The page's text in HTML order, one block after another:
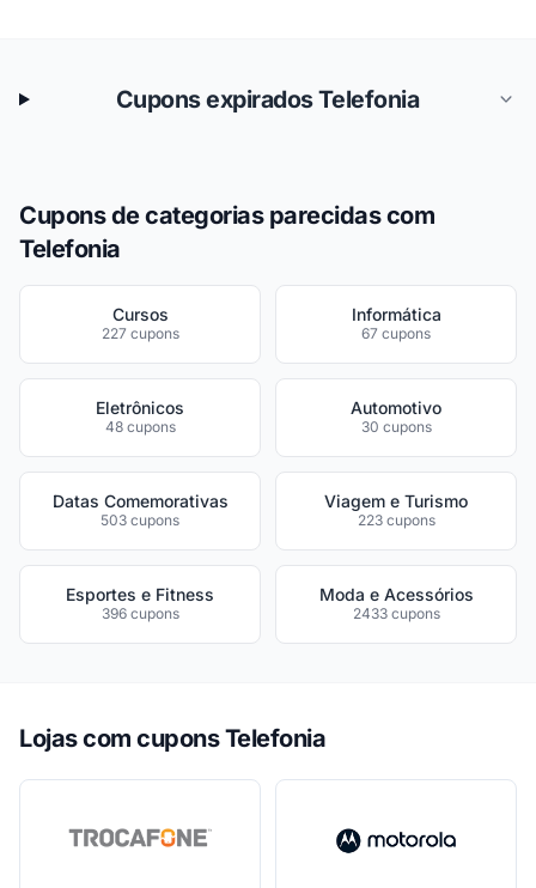
Cupons expirados Telefonia
Cupons de categorias parecidas com
Telefonia
Cursos
227 cupons
Informática
67 cupons
Eletrônicos
48 cupons
Automotivo
30 cupons
Datas Comemorativas
503 cupons
Viagem e Turismo
223 cupons
Esportes e Fitness
396 cupons
Moda e Acessórios
2433 cupons
Lojas com cupons Telefonia